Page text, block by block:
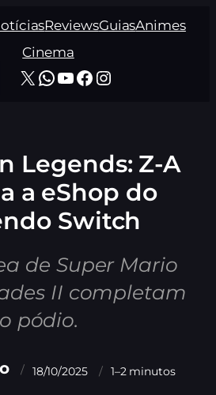
ReviewsGuiasAnimes
Cinema
X WhatsApp
Youtube
Facebook
Instagram
Legends: Z-A
a eShop do
Switch
de Super Mario
II completam
o pódio.
18/10/2025 1–2 minutos